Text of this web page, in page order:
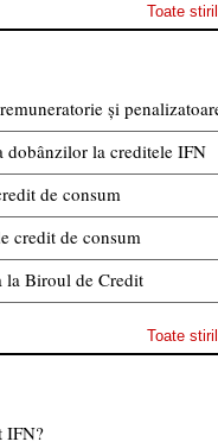
Toate
și
dobânzilor la creditele IFN
de consum
credit de consum
la Biroul de Credit
Toate
IFN?